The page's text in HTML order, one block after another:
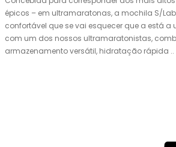
épicos – em ultramaratonas, a mochila S/Lab
confortável que se vai esquecer que a está a
com um dos nossos ultramaratonistas,
armazenamento versátil, hidratação rápida ..